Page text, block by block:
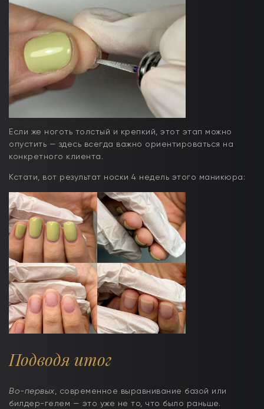
Если же ноготь толстый и крепкий, этот этап можно
опустить — здесь всегда важно ориентироваться на
конкретного клиента.
Кстати, вот результат носки 4 недель этого маникюра:
Подводя итог
Во-первых, современное выравнивание базой или
билдер-гелем — это уже не то, что было раньше.